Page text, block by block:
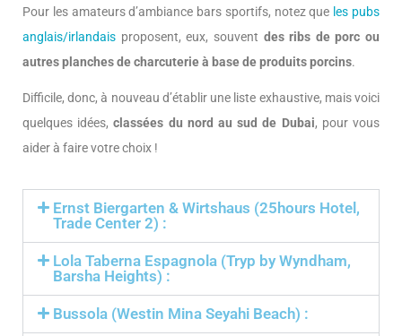
Pour les amateurs d’ambiance bars sportifs, notez que les pubs
anglais/irlandais proposent, eux, souvent des ribs de porc ou
autres planches de charcuterie à base de produits porcins.
Difficile, donc, à nouveau d’établir une liste exhaustive, mais voici
quelques idées,classées du nord au sud de Dubai, pour vous
aider à faire votre choix !
Ernst Biergarten & Wirtshaus (25hours Hotel,
Trade Center 2) :
Lola Taberna Espagnola (Tryp by Wyndham,
Barsha Heights) :
Bussola (Westin Mina Seyahi Beach) :